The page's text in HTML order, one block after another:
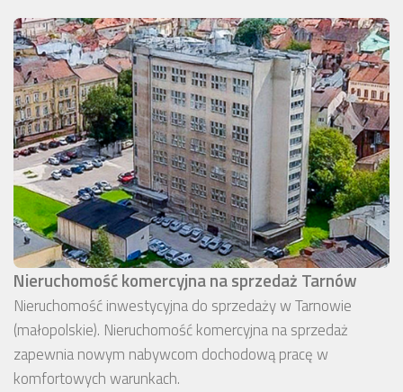
Nieruchomość komercyjna na sprzedaż Tarnów
Nieruchomość inwestycyjna do sprzedaży w Tarnowie
(małopolskie). Nieruchomość komercyjna na sprzedaż
zapewnia nowym nabywcom dochodową pracę w
komfortowych warunkach.